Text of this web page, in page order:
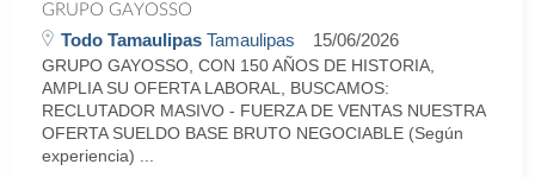
GRUPO GAYOSSO
Todo Tamaulipas Tamaulipas 15/06/2026
GRUPO GAYOSSO, CON 150 AÑOS DE HISTORIA,
AMPLIA SU OFERTA LABORAL, BUSCAMOS:
RECLUTADOR MASIVO - FUERZA DE VENTAS NUESTRA
OFERTA SUELDO BASE BRUTO NEGOCIABLE (Según
experiencia) ...